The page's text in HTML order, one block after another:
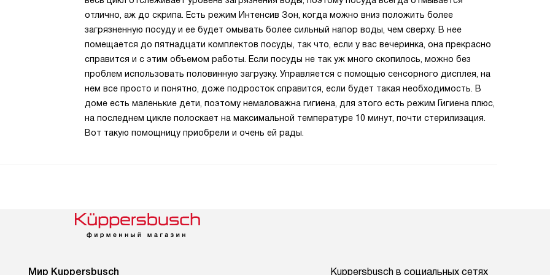
отлично, аж до скрипа. Есть режим Интенсив Зон, когда можно вниз положить более
загрязненную посуду и ее будет омывать более сильный напор воды, чем сверху. В нее
помещается до пятнадцати комплектов посуды, так что, если у вас вечеринка, она прекрасно
справится и с этим объемом работы. Если посуды не так уж много скопилось, можно без
проблем использовать половинную загрузку. Управляется с помощью сенсорного дисплея, на
нем все просто и понятно, доже подросток справится, если будет такая необходимость. В
доме есть маленькие дети, поэтому немаловажна гигиена, для этого есть режим Гигиена плюс,
на последнем цикле полоскает на максимальной температуре 10 минут, почти стерилизация.
Вот такую помощницу приобрели и очень ей рады.
Мир Kuppersbusch Kuppersbusch в социальных сетях